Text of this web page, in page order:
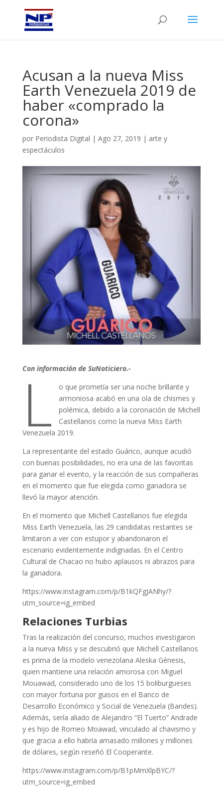
Acusan a la nueva Miss
Earth Venezuela 2019 de
haber «comprado la
corona»
por Periodista Digital | Ago 27, 2019 | arte y
espectáculos
Con información de SuNoticiero.-
L
o que prometía ser una noche brillante y
armoniosa acabó en una ola de chismes y
polémica, debido a la coronación de Michell
Castellanos como la nueva Miss Earth
Venezuela 2019.
La representante del estado Guárico, aunque acudió
con buenas posibilidades, no era una de las favoritas
para ganar el evento, y la reacción de sus compañeras
en el momento que fue elegida como ganadora se
llevó la mayor atención.
En el momento que Michell Castellanos fue elegida
Miss Earth Venezuela, las 29 candidatas restantes se
limitaron a ver con estupor y abandonaron el
escenario evidentemente indignadas. En el Centro
Cultural de Chacao no hubo aplausos ni abrazos para
la ganadora.
https://www.instagram.com/p/B1kQFgJANhy/?
utm_source=ig_embed
Relaciones Turbias
Tras la realización del concurso, muchos investigaron
a la nueva Miss y se descubrió que Michell Castellanos
es prima de la modelo venezolana Aleska Génesis,
quien mantiene una relación amorosa con Miguel
Mouawad, considerado uno de los 15 boliburgueses
con mayor fortuna por guisos en el Banco de
Desarrollo Económico y Social de Venezuela (Bandes).
Además, sería aliado de Alejandro “El Tuerto” Andrade
y es hijo de Romeo Moawad, vinculado al chavismo y
que gracia a ello habría amasado millones y millones
de dólares, según reseñó El Cooperante.
https://www.instagram.com/p/B1pMmXlpBYC/?
utm_source=ig_embed